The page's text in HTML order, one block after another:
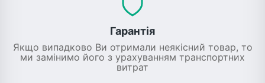
Гарантія
Якщо випадково Ви отримали неякісний товар, то
ми замінимо його з урахуванням транспортних
витрат